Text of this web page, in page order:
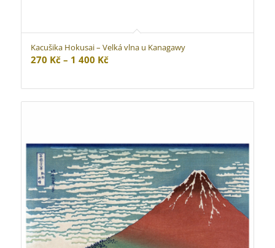
Kacušika Hokusai – Velká vlna u Kanagawy
270 Kč – 1 400 KčRozpětí
270 Kč
až